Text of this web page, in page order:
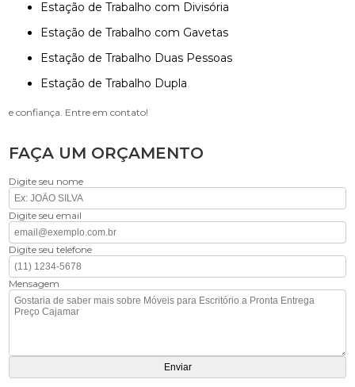
Estação de Trabalho com Divisória
Estação de Trabalho com Gavetas
Estação de Trabalho Duas Pessoas
Estação de Trabalho Dupla
e confiança. Entre em contato!
FAÇA UM ORÇAMENTO
Digite seu nome
Digite seu email
Digite seu telefone
Mensagem